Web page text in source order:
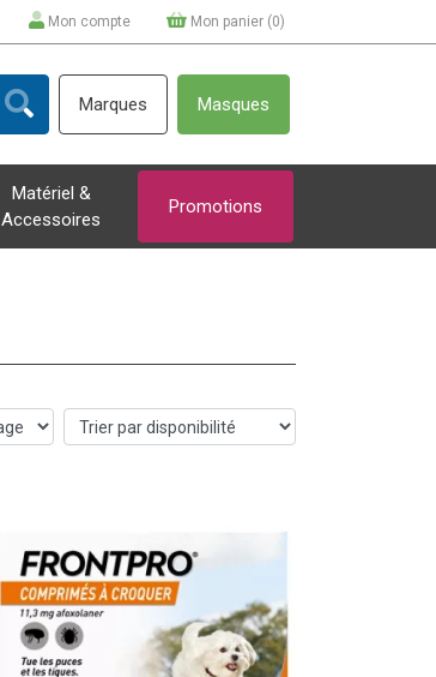
Mon compte Mon panier (0)
Marques Masques
Matériel &
Accessoires
Promotions